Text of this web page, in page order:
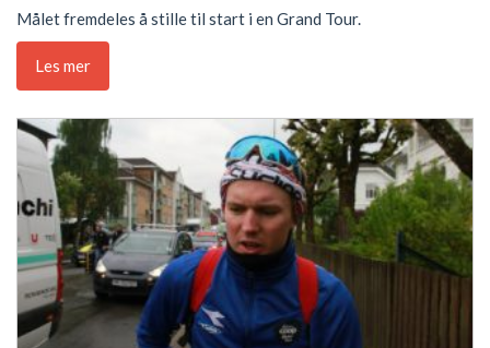
Målet fremdeles å stille til start i en Grand Tour.
Les mer